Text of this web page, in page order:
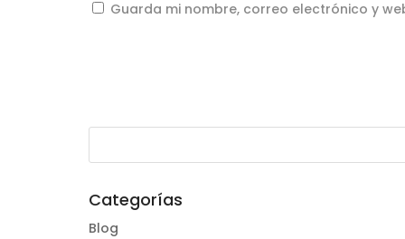
Guarda mi nombre, correo electrónico y
Categorías
Blog